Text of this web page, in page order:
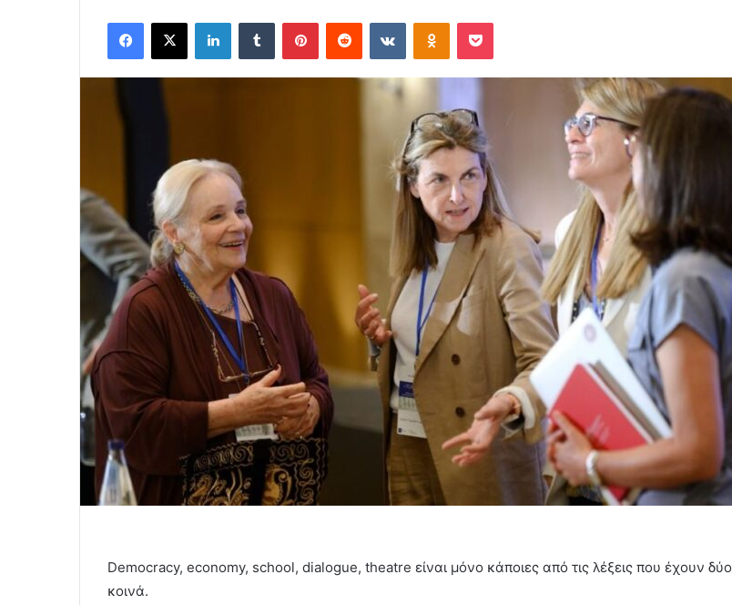
email
Facebook
X LinkedInTumblr PinterestReddit VKontakteOdnoklassniki
Pocket
Democracy, economy, school, dialogue, theatre είναι μόνο κάποιες από τις λέξεις που έχουν δύο
κοινά.